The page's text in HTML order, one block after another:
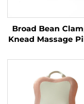
Broad Bean
Knead Massage